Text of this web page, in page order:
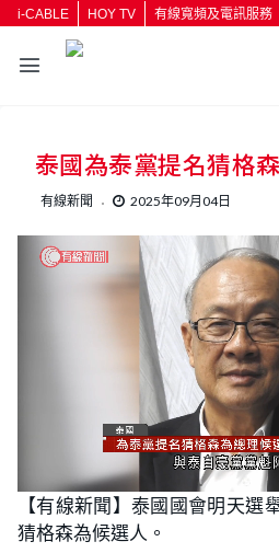
i-CABLE HOY TV 有線寬頻及電訊服務
泰國為泰黨提名猜格
有線新聞 2025年09月04日
U
n
m
t
e
L
o
a
d
【有線新聞】泰國國會明天選
猜格森為候選人。